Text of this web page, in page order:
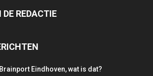
REDACTIE
Brainport Eindhoven, wat is dat?